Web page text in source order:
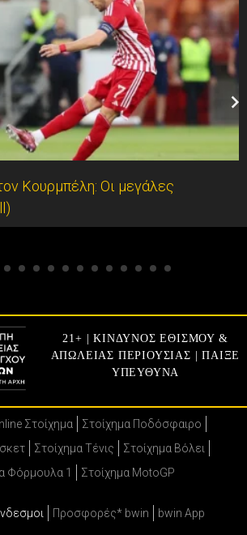
Κουρμπέλη: Οι μεγάλες
21+ | ΚΙΝΔΥΝΟΣ ΕΘΙΣΜΟΥ &
ΑΠΩΛΕΙΑΣ ΠΕΡΙΟΥΣΙΑΣ | ΠΑΙΞΕ
ΥΠΕΥΘΥΝΑ
Στοίχημα
Στοίχημα Ποδόσφαιρο
Στοίχημα Τένις
Στοίχημα Βόλει
Φόρμουλα 1
Στοίχημα MotoGP
Προσφορές* bwin bwin App